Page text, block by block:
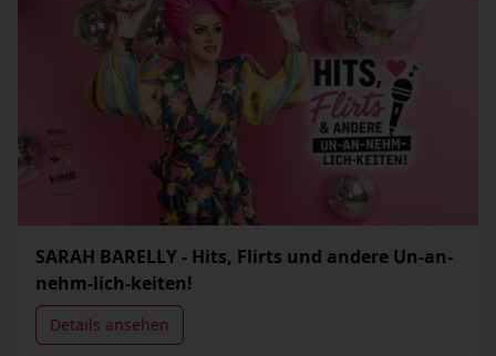
SARAH BARELLY - Hits, Flirts und andere Un-an-
nehm-lich-keiten!
Details ansehen